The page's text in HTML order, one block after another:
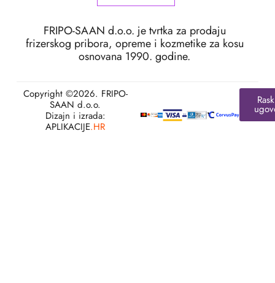
FRIPO-SAAN d.o.o. je tvrtka za prodaju
frizerskog pribora, opreme i kozmetike za kosu
osnovana 1990. godine.
Copyright ©2026. FRIPO-
SAAN d.o.o.
Dizajn i izrada:
APLIKACIJE.HR